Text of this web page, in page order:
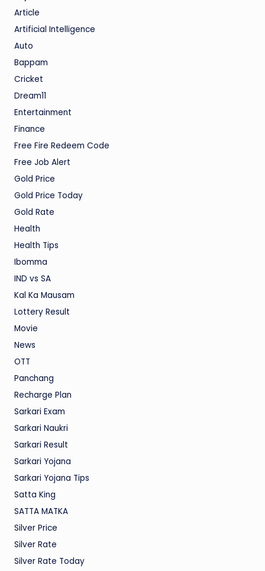
Article
Artificial Intelligence
Auto
Bappam
Cricket
Dream11
Entertainment
Finance
Free Fire Redeem Code
Free Job Alert
Gold Price
Gold Price Today
Gold Rate
Health
Health Tips
Ibomma
IND vs SA
Kal Ka Mausam
Lottery Result
Movie
News
OTT
Panchang
Recharge Plan
Sarkari Exam
Sarkari Naukri
Sarkari Result
Sarkari Yojana
Sarkari Yojana Tips
Satta King
SATTA MATKA
Silver Price
Silver Rate
Silver Rate Today